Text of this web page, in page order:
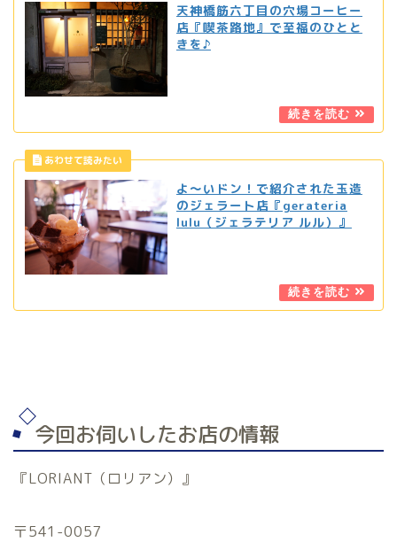
天神橋筋六丁目の穴場コーヒー
店『喫茶路地』で至福のひとと
きを♪
よ〜いドン！で紹介された玉造
のジェラート店『gerateria
lulu（ジェラテリア ルル）』
今回お伺いしたお店の情報
『LORIANT（ロリアン）』
〒541-0057